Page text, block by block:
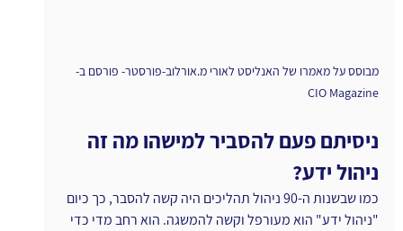
מבוסס על מאמרו של האנליסט לאורי מ.אורלוב-פורסטר- פורסם ב-
CIO Magazine
ניסיתם פעם להסביר למישהו מה זה
ניהול ידע?
כמו שבשנות ה-90 ניהול תהליכים היה קשה להסבר, כך כיום
"ניהול ידע" הוא מעורפל וקשה להמשגה. הוא רחב מדי כדי